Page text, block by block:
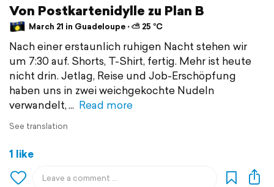
Von Postkartenidylle zu Plan B
March 21 in Guadeloupe ⋅ ⛅ 25 °C
Nach einer erstaunlich ruhigen Nacht stehen wir
um 7:30 auf. Shorts, T-Shirt, fertig. Mehr ist heute
nicht drin. Jetlag, Reise und Job-Erschöpfung
haben uns in zwei weichgekochte Nudeln
verwandelt,
Read more
See translation
1 like